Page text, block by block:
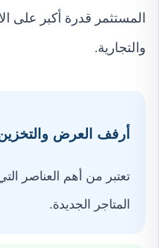
المستثمر قدرة أكبر على
والتجارية.
أرفف العرض
تعتبر من أهم العناصر
المتاجر الجديدة.